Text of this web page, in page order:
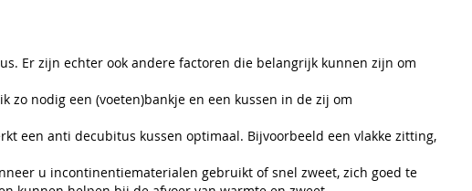
Er zijn echter ook andere factoren die belangrijk kunnen zijn om
nodig een (voeten)bankje en een kussen in de zij om
een anti decubitus kussen optimaal. Bijvoorbeeld een vlakke zitting,
u incontinentiematerialen gebruikt of snel zweet, zich goed te